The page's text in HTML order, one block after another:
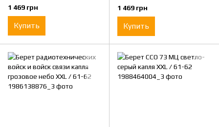
1 469 грн
Купить
1 469 грн
Купить